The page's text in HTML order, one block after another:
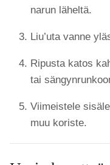
narun läheltä.
Liu’uta vanne
Ripusta katos
tai
Viimeistele
muu koriste.